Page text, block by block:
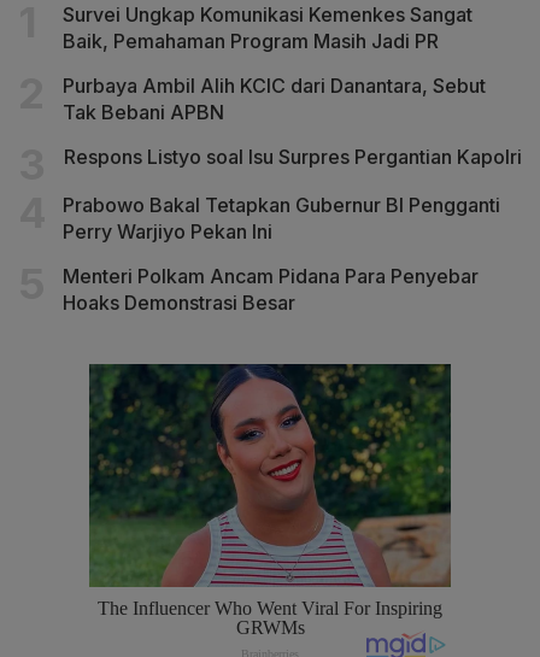
Survei Ungkap Komunikasi Kemenkes Sangat
Baik, Pemahaman Program Masih Jadi PR
Purbaya Ambil Alih KCIC dari Danantara, Sebut
Tak Bebani APBN
Respons Listyo soal Isu Surpres Pergantian Kapolri
Prabowo Bakal Tetapkan Gubernur BI Pengganti
Perry Warjiyo Pekan Ini
Menteri Polkam Ancam Pidana Para Penyebar
Hoaks Demonstrasi Besar